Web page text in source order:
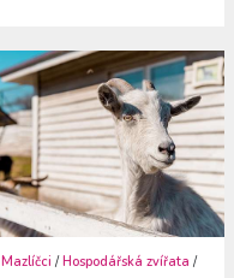
Mazlíčci /Hospodářská zvířata /